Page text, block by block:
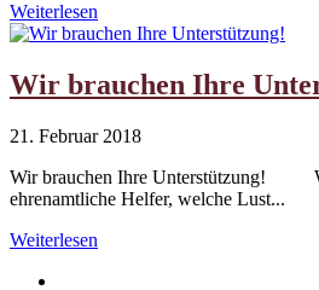
Weiterlesen
Wir brauchen Ihre
21. Februar 2018
Wir brauchen Ihre Unterstützung!
ehrenamtliche Helfer, welche Lust...
Weiterlesen